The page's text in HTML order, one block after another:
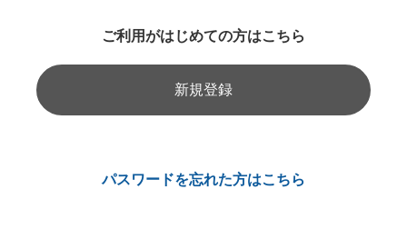
ご利用がはじめての方はこちら
新規登録
パスワードを忘れた方はこちら